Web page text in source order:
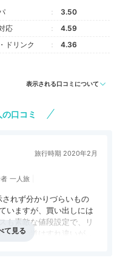
節に応じて快適な水
水と戯れることがで
スも。リゾート気分
3.50
応
4.59
ドリンク
4.36
表示される口コミについて
口コミ
旅行時期 2020年2月
一人旅
れず分かりづらいもの
いますが、買い出しには
も素敵な値段設定で、リ
までの道はすれ違いが少